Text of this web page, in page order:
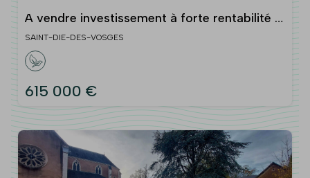
A vendre investissement à forte rentabilité -
immeuble de rapport
SAINT-DIE-DES-VOSGES
615 000 €